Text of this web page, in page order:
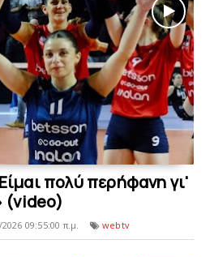
πολύ περήφανη γι'
(video)
09:55:00 π.μ. webtv